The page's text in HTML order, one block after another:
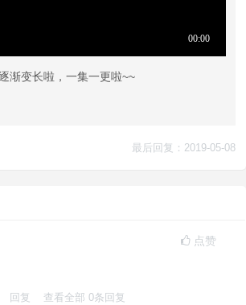
渐变长啦，一集一更啦~~
最后回复：2019-05-08
点赞
回复 查看全部 0条回复